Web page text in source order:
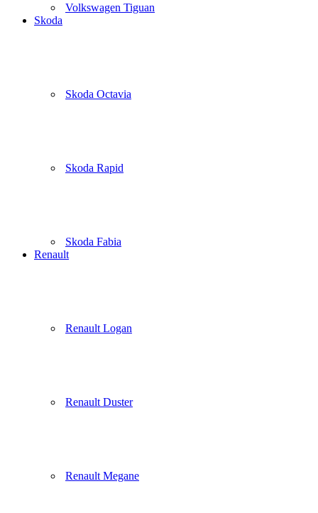
Volkswagen Tiguan
Skoda
Skoda Octavia
Skoda Rapid
Skoda Fabia
Renault
Renault Logan
Renault Duster
Renault Megane